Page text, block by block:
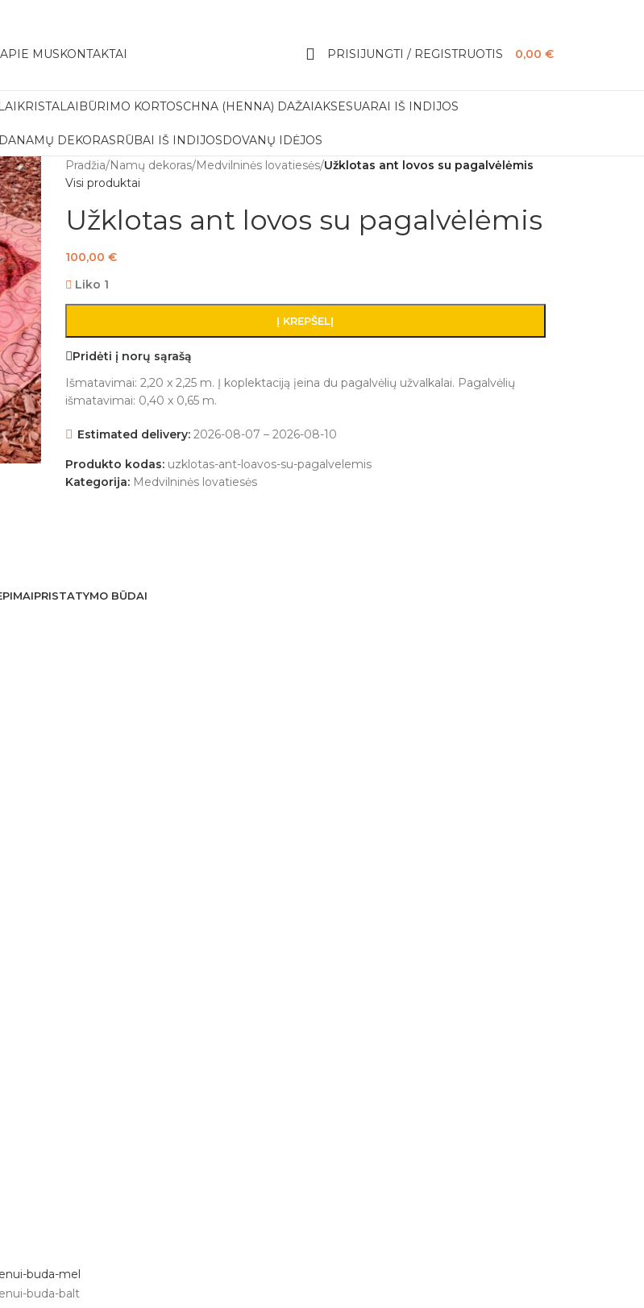
APIE MUSKONTAKTAI PRISIJUNGTI / REGISTRUOTIS 0,00 €
KRISTALAI BŪRIMO KORTOSCHNA (HENNA) DAŽAIAKSESUARAI IŠ INDIJOS
NAMŲ DEKORASRŪBAI IŠ INDIJOSDOVANŲ IDĖJOS
Pradžia/Namų dekoras/Medvilninės lovatiesės/Užklotas ant lovos su pagalvėlėmis
Visi produktai
Užklotas ant lovos su pagalvėlėmis
100,00 €
Liko 1
Į KREPŠELĮ
Pridėti į norų sąrašą
Išmatavimai: 2,20 x 2,25 m. Į koplektaciją įeina du pagalvėlių užvalkalai. Pagalvėlių
išmatavimai: 0,40 x 0,65 m.
Estimated delivery:2026-08-07 – 2026-08-10
Produkto kodas: uzklotas-ant-loavos-su-pagalvelemis
Kategorija: Medvilninės lovatiesės
PRISTATYMO BŪDAI